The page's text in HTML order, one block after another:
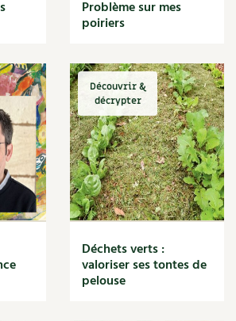
Problème sur mes
poiriers
Découvrir &
décrypter
Déchets verts :
valoriser ses tontes de
pelouse